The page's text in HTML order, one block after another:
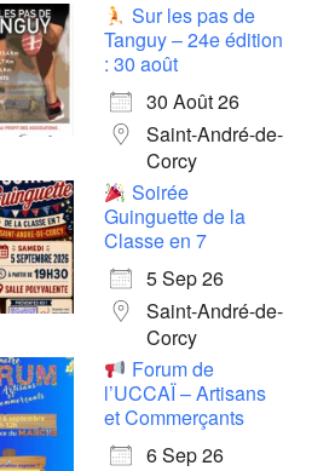
Sur les pas de
Tanguy – 24e édition
: 30 août
30 Août 26
Saint-André-de-
Corcy
Soirée
Guinguette de la
Classe en 7
5 Sep 26
Saint-André-de-
Corcy
Forum de
l’UCCAÏ – Artisans
et Commerçants
6 Sep 26